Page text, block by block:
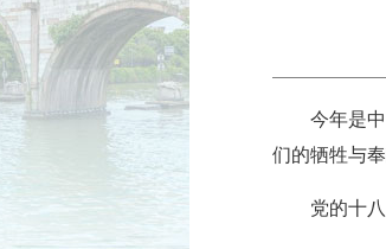
今年是
们的牺牲与
党的十